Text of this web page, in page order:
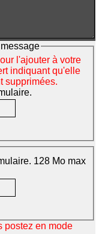
l'ajouter à votre
indiquant qu'elle
supprimées.
128 Mo max
postez en mode